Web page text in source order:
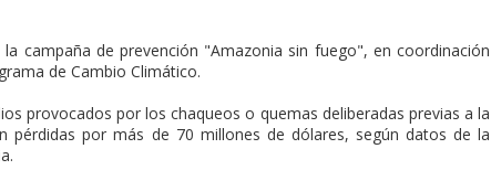
campaña de prevención "Amazonia sin fuego", en coordinación
de Cambio Climático.
provocados por los chaqueos o quemas deliberadas previas a la
pérdidas por más de 70 millones de dólares, según datos de la